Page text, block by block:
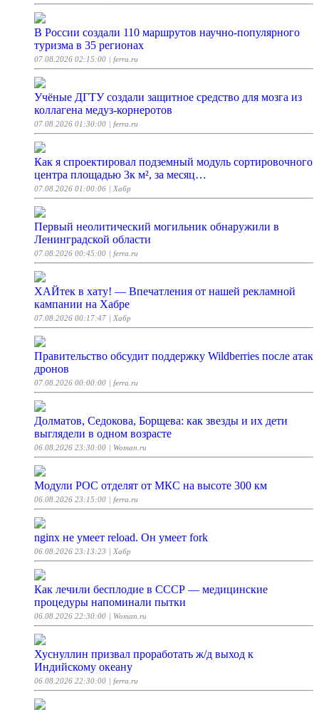
В России создали 110 маршрутов научно-популярного
туризма в 35 регионах
07.08.2026 02:15:00 | ferra.ru
Учёные ДГТУ создали защитное средство для мозга из
коллагена медуз-корнеротов
07.08.2026 01:30:00 | ferra.ru
Как я спроектировал подземный модуль сортировочного
центра площадью 3к м², за месяц…
07.08.2026 01:00:06 | Хабр
Первый неолитический могильник обнаружили в
Ленинградской области
07.08.2026 00:45:00 | ferra.ru
ХАЙтек в хату! — Впечатления от нашей рекламной
кампании на Хабре
07.08.2026 00:17:47 | Хабр
Правительство обсудит поддержку Wildberries после атак
дронов
07.08.2026 00:00:00 | ferra.ru
Долматов, Седокова, Борщева: как звезды и их дети
выглядели в одном возрасте
06.08.2026 23:30:00 | Woman.ru
Модули РОС отделят от МКС на высоте 300 км
06.08.2026 23:15:00 | ferra.ru
nginx не умеет reload. Он умеет fork
06.08.2026 23:13:23 | Хабр
Как лечили бесплодие в СССР — медицинские
процедуры напоминали пытки
06.08.2026 22:30:00 | Woman.ru
Хуснуллин призвал проработать ж/д выход к
Индийскому океану
06.08.2026 22:30:00 | ferra.ru